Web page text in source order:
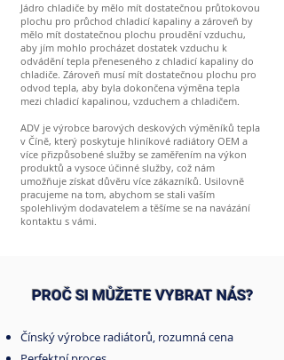
Jádro chladiče by mělo mít dostatečnou průtokovou
plochu pro průchod chladicí kapaliny a zároveň by
mělo mít dostatečnou plochu proudění vzduchu,
aby jím mohlo procházet dostatek vzduchu k
odvádění tepla přeneseného z chladicí kapaliny do
chladiče. Zároveň musí mít dostatečnou plochu pro
odvod tepla, aby byla dokončena výměna tepla
mezi chladicí kapalinou, vzduchem a chladičem.
ADV je výrobce barových deskových výměníků tepla
v Číně, který poskytuje hliníkové radiátory OEM a
více přizpůsobené služby se zaměřením na výkon
produktů a vysoce účinné služby, což nám
umožňuje získat důvěru více zákazníků. Usilovně
pracujeme na tom, abychom se stali vaším
spolehlivým dodavatelem a těšíme se na navázání
kontaktu s vámi.
PROČ SI MŮŽETE VYBRAT NÁS?
Čínský výrobce radiátorů, rozumná cena